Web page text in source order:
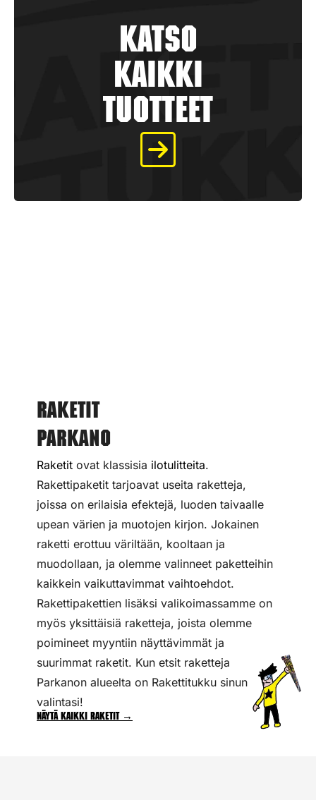
Katso
kaikki
tuotteet
Raketit
Parkano
Raketit ovat klassisia ilotulitteita.
Rakettipaketit tarjoavat useita raketteja,
joissa on erilaisia efektejä, luoden taivaalle
upean värien ja muotojen kirjon. Jokainen
raketti erottuu väriltään, kooltaan ja
muodollaan, ja olemme valinneet paketteihin
kaikkein vaikuttavimmat vaihtoehdot.
Rakettipakettien lisäksi valikoimassamme on
myös yksittäisiä raketteja, joista olemme
poimineet myyntiin näyttävimmät ja
suurimmat raketit. Kun etsit raketteja
Parkanon alueelta on Rakettitukku sinun
valintasi!
Näytä kaikki raketit →